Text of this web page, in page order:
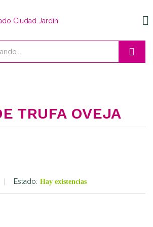
TRUFA OVEJA
Estado: Hay existencias